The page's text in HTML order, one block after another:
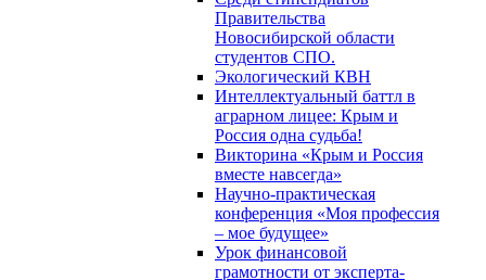
Правительства
Новосибирской области
студентов СПО.
Экологический КВН
Интеллектуальный баттл в
аграрном лицее: Крым и
Россия одна судьба!
Викторина «Крым и Россия
вместе навсегда»
Научно-практическая
конференция «Моя профессия
– мое будущее»
Урок финансовой
грамотности от эксперта-